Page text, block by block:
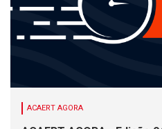
ACAERT AGORA